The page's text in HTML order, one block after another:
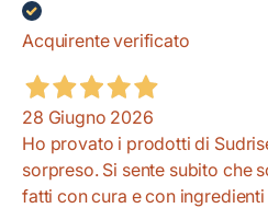
Acquirente verificato
28 Giugno 2026
Ho provato i prodotti di
sorpreso. Si sente subito che
fatti con cura e con